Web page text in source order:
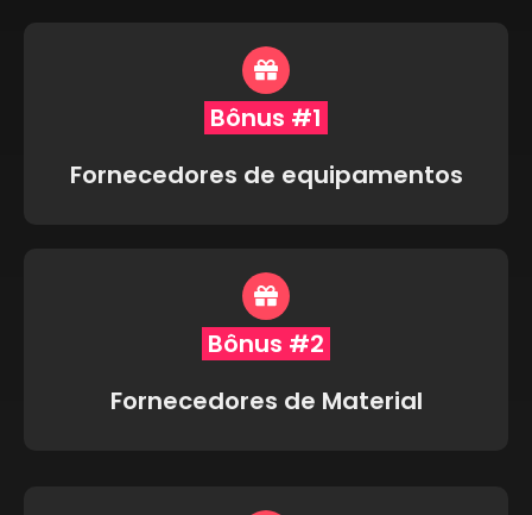
Bônus #1
Fornecedores de equipamentos
Bônus #2
Fornecedores de Material